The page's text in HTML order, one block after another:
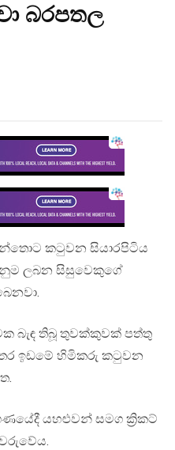
බරපතල
කටුවන සියාරපිටිය
ලබන සිසුවෙකුගේ
බැඳ තිබූ තුවක්කුවක් පත්තු
ඉඩමේ හිමිකරු කටුවන
යහළුවන් සමග ක්‍රිකට්